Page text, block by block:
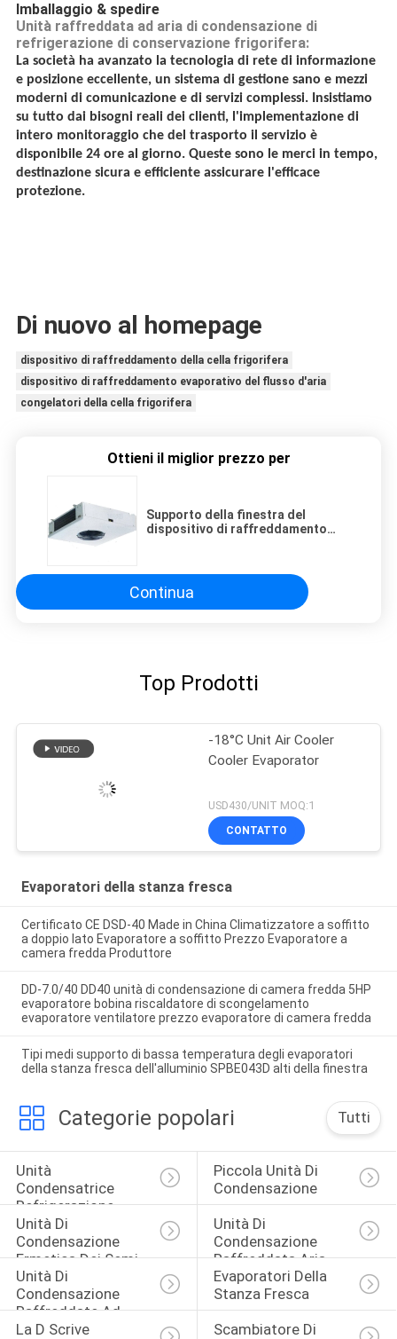
Imballaggio & spedire
Unità raffreddata ad aria di condensazione di
refrigerazione di conservazione frigorifera:
La società ha avanzato la tecnologia di rete di informazione
e posizione eccellente, un sistema di gestione sano e mezzi
moderni di comunicazione e di servizi complessi. Insistiamo
su tutto dai bisogni reali dei clienti, l'implementazione di
intero monitoraggio che del trasporto il servizio è
disponibile 24 ore al giorno. Queste sono le merci in tempo,
destinazione sicura e efficiente assicurare l'efficace
protezione.
Di nuovo al homepage
dispositivo di raffreddamento della cella frigorifera
dispositivo di raffreddamento evaporativo del flusso d'aria
congelatori della cella frigorifera
Ottieni il miglior prezzo per
Supporto della finestra del
dispositivo di raffreddamento
aziona Voltag per ingegneria di
conservazione frigorifera
Continua
Top Prodotti
-18°C Unit Air Cooler
Cooler Evaporator
USD430/UNIT MOQ:1
CONTATTO
Evaporatori della stanza fresca
Certificato CE DSD-40 Made in China Climatizzatore a soffitto
a doppio lato Evaporatore a soffitto Prezzo Evaporatore a
camera fredda Produttore
DD-7.0/40 DD40 unità di condensazione di camera fredda 5HP
evaporatore bobina riscaldatore di scongelamento
evaporatore ventilatore prezzo evaporatore di camera fredda
Tipi medi supporto di bassa temperatura degli evaporatori
della stanza fresca dell'alluminio SPBE043D alti della finestra
Categorie popolari Tutti
Unità
Condensatrice
Refrigerazione
Piccola Unità Di
Condensazione
Unità Di
Condensazione
Ermetica Dei Semi
Unità Di
Condensazione
Raffreddata Aria
Unità Di
Condensazione
Raffreddate Ad
Acqua
Evaporatori Della
Stanza Fresca
La D Scrive
Scambiatore Di